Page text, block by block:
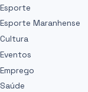
Esporte
Esporte Maranhense
Cultura
Eventos
Emprego
Saúde